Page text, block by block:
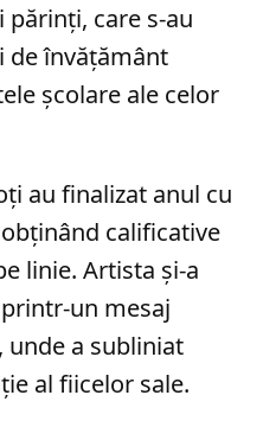
care s-au
de învățământ
școlare ale celor
au finalizat anul cu
calificative
linie. Artista și-a
un mesaj
a subliniat
al fiicelor sale.